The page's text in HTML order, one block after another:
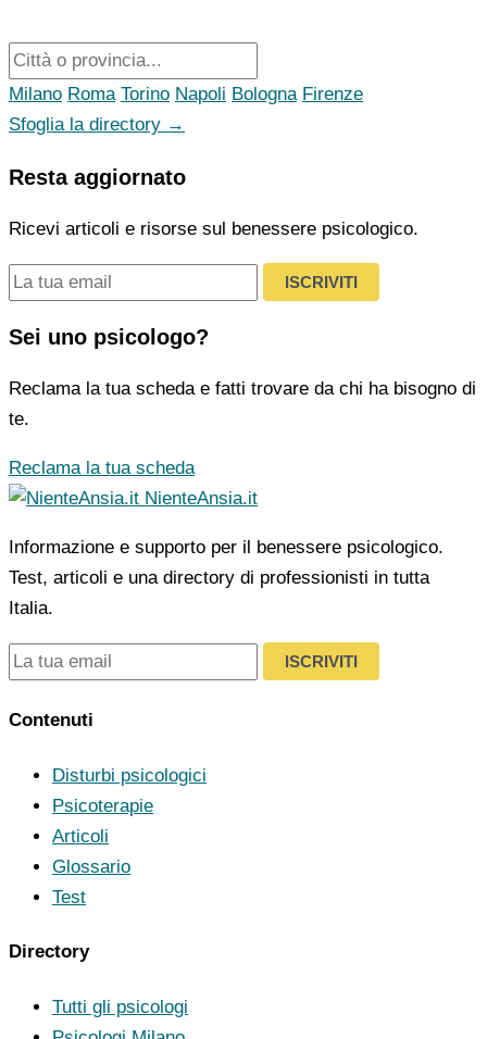
Milano Roma Torino Napoli Bologna Firenze
Sfoglia la directory →
Resta aggiornato
Ricevi articoli e risorse sul benessere psicologico.
ISCRIVITI
Sei uno psicologo?
Reclama la tua scheda e fatti trovare da chi ha bisogno di
te.
Reclama la tua scheda
NienteAnsia.it
Informazione e supporto per il benessere psicologico.
Test, articoli e una directory di professionisti in tutta
Italia.
ISCRIVITI
Contenuti
Disturbi psicologici
Psicoterapie
Articoli
Glossario
Test
Directory
Tutti gli psicologi